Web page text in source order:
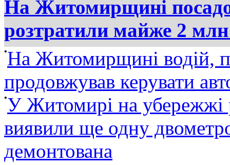
На Житомирщині
розтратили майже 2
•На Житомирщині водій,
продовжував керувати
•У Житомирі на убережжі
виявили ще одну
демонтована